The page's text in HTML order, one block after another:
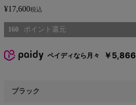
¥17,600税込
160
ペイディなら月々 ￥5,866
ブラック